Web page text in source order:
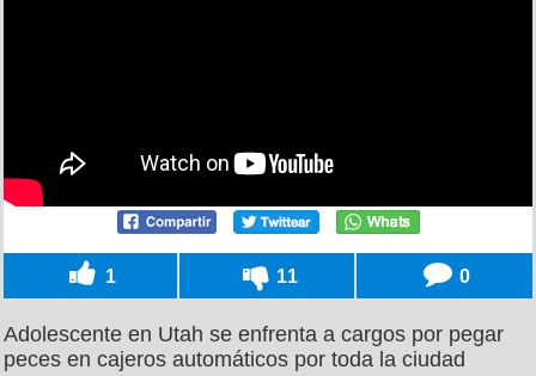
1 11 0
Adolescente en Utah se enfrenta a cargos por pegar
peces en cajeros automáticos por toda la ciudad